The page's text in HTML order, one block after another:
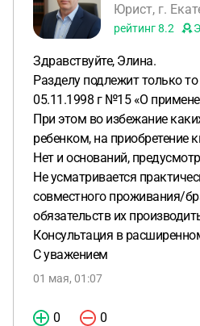
Юрист, г.
рейтинг8.2
Здравствуйте, Элина.
Разделу подлежит только
05.11.1998 г №15 «О
При этом во избежание
ребенком, на приобретение
Нет и оснований,
Не усматривается
совместного проживания/
обязательств их
Консультация в
С уважением
01 мая, 01:07
0 0